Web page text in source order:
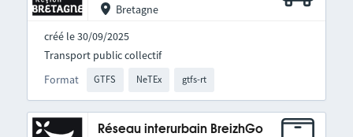
Bretagne
créé le 30/09/2025
Format GTFS NeTEx gtfs-rt
Transport public collectif
Réseau interurbain BreizhGo